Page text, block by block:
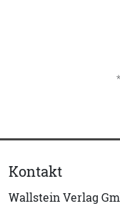
Kontakt
Wallstein Verlag